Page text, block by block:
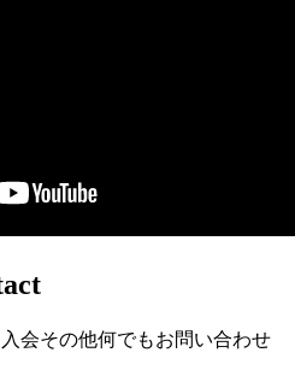
入会その他何でもお問い合わせ